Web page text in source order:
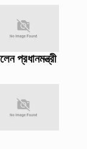
প্রধানমন্ত্রী